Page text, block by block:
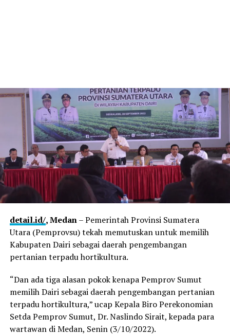
detail.id/, Medan– Pemerintah Provinsi Sumatera
Utara (Pemprovsu) tekah memutuskan untuk memilih
Kabupaten Dairi sebagai daerah pengembangan
pertanian terpadu hortikultura.
“Dan ada tiga alasan pokok kenapa Pemprov Sumut
memilih Dairi sebagai daerah pengembangan pertanian
terpadu hortikultura,” ucap Kepala Biro Perekonomian
Setda Pemprov Sumut, Dr. Naslindo Sirait, kepada para
wartawan di Medan, Senin (3/10/2022).